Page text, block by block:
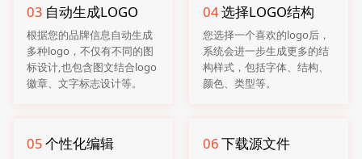
03 自动生成LOGO
根据您的品牌信息自动生成
多种logo，不仅有不同的图
标设计,也包含图文结合logo
徽章、文字标志设计等。
04选择LOGO结构
您选择一个喜欢的logo后，
系统会进一步生成更多的结
构样式，包括字体、结构、
颜色、类型等。
05个性化编辑 06下载源文件